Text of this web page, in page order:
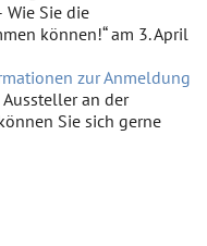
Wie Sie die
können!“ am 3. April
zur Anmeldung
an der
Sie sich gerne